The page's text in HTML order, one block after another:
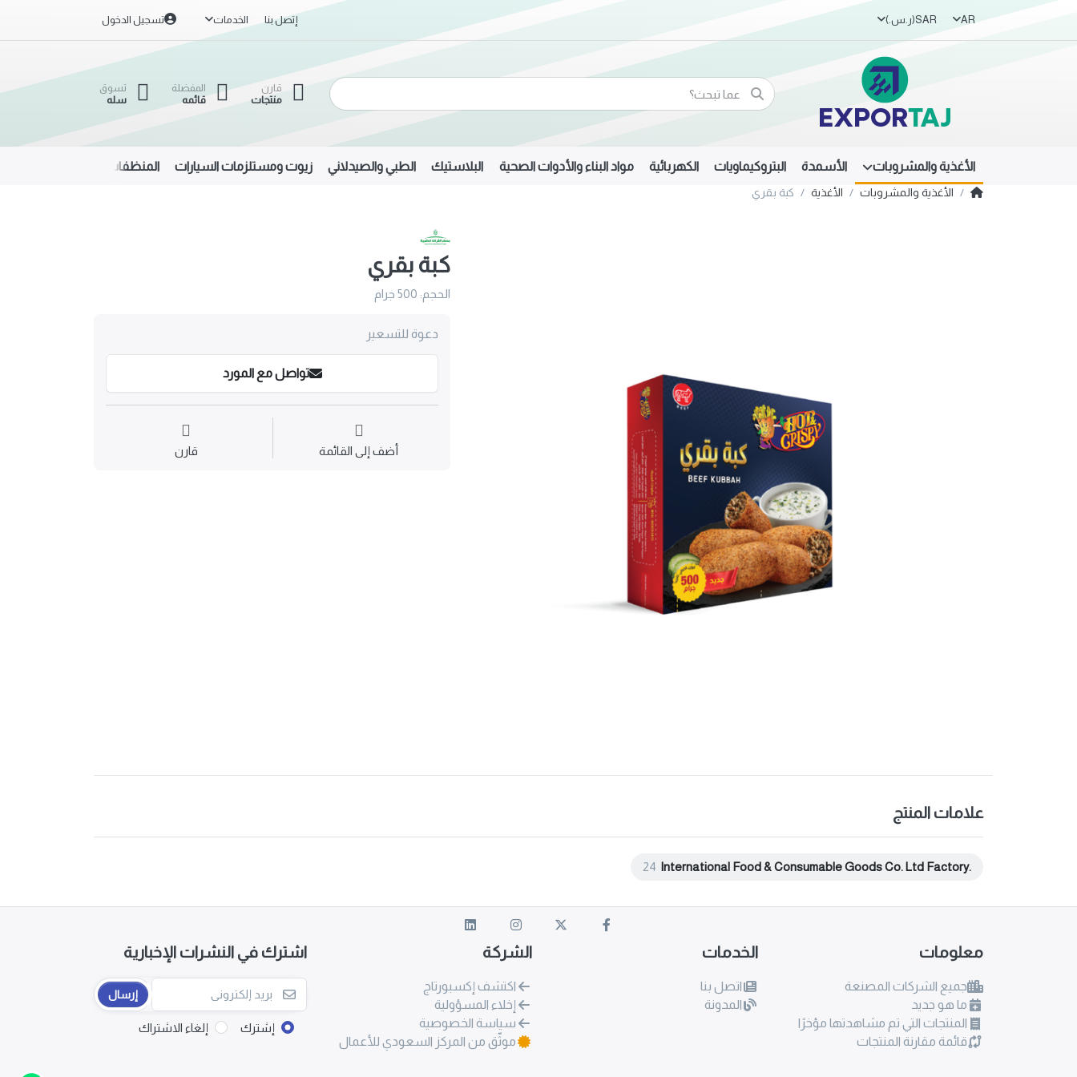
AR
SAR(ر.س.‏) إتصل بنا الخدمات تسجيل الدخول
قارن
منتجات
المفضلة
قائمه
تسوق
سله
الأغذية والمشروبات الأسمدة البتروكيماويات الكهربائية مواد البناء والأدوات الصحية البلاستيك الطبي والصيدلاني زيوت ومستلزمات السيارات المنظفات
الأغذية والمشروبات الأغذية كبة بقري
كبة بقري
الحجم: 500 جرام
دعوة للتسعير
تواصل مع المورد
أضف إلى القائمة قارن
علامات المنتج
International Food & Consumable Goods Co. Ltd Factory.
24
معلومات
جميع الشركات المصنعة
ما هو جديد
المنتجات التي تم مشاهدتها مؤخرًا
قائمة مقارنة المنتجات
الخدمات
اتصل بنا
المدونة
الشركة
اكتشف إكسبورتاج
إخلاء المسؤولية
سياسة الخصوصية
موثّق من المركز السعودي للأعمال
اشترك في النشرات الإخبارية
إرسال
إشترك إلغاء الاشتراك